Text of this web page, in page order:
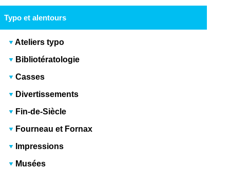
Typo et alentours
Ateliers typo
Bibliotératologie
Casses
Divertissements
Fin-de-Siècle
Fourneau et Fornax
Impressions
Musées